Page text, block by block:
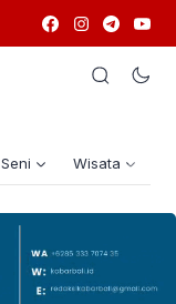
Seni Wisata